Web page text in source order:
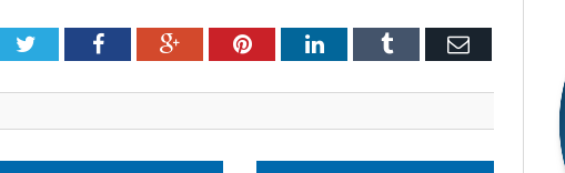
TwitterFacebookGoogle+PinterestLinkedInTumblr Email